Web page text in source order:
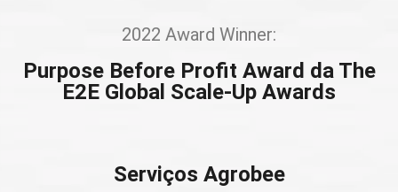
2022 Award Winner:
Purpose Before Profit Award da The
E2E Global Scale-Up Awards
Serviços Agrobee